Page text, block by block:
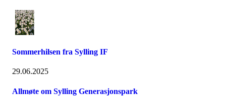
Sommerhilsen fra Sylling IF
29.06.2025
Allmøte om Sylling Generasjonspark